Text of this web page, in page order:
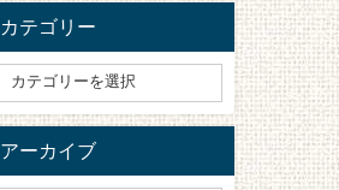
カテゴリー
アーカイブ